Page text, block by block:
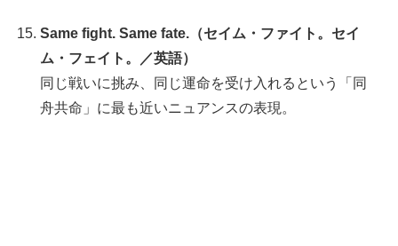
Same fight. Same fate.（セイム・ファイト。セイ
ム・フェイト。／英語）
同じ戦いに挑み、同じ運命を受け入れるという「同
舟共命」に最も近いニュアンスの表現。